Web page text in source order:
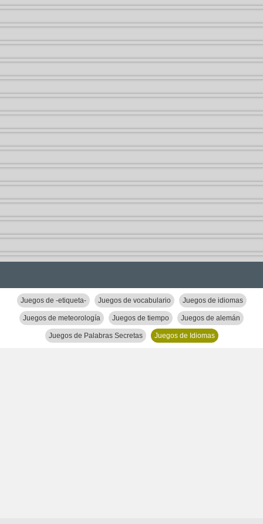
Juegos de -etiqueta- Juegos de vocabulario Juegos de idiomas
Juegos de meteorología Juegos de tiempo Juegos de alemán
Juegos de Palabras Secretas Juegos de Idiomas